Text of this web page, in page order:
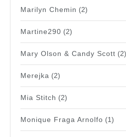
Marilyn Chemin (2)
Martine290 (2)
Mary Olson & Candy Scott (2)
Merejka (2)
Mia Stitch (2)
Monique Fraga Arnolfo (1)